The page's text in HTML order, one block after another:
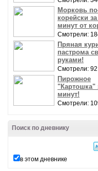
Морковь
корейски
минут от
Смотрели:
Пряная
пастрома
руками!
Смотрели: 92
Пирожное
"Картошка"
минут!
Смотрели:
Поиск по дневнику
в этом дневнике